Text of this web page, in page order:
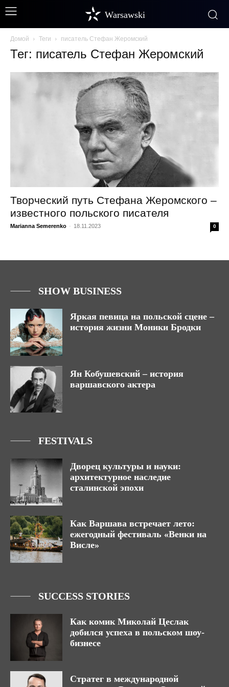
Warsawski
Домой Теги писатель Стефан Жеромский
Тег: писатель Стефан Жеромский
Творческий путь Стефана Жеромского –
известного польского писателя
Marianna Semerenko - 18.11.2023 0
SHOW BUSINESS
Яркая певица на польской сцене –
история жизни Моники Бродки
Ян Кобушевский – история
варшавского актера
FESTIVALS
Дворец культуры и науки:
архитектурное наследие
сталинской эпохи
Как Варшава встречает лето:
ежегодный фестиваль «Венки на
Висле»
SUCCESS STORIES
Как комик Миколай Цеслак
добился успеха в польском шоу-
бизнесе
Стратег в международной